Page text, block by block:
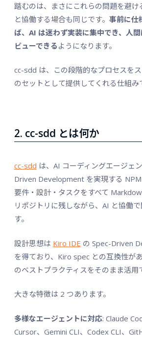
踏むのは、まさにこれらの問題を避け
と協働する場合も同じです。 事前に仕
ば、AI は迷わず実装に集中でき、人
ビューできる ようになります。
cc-sdd は、この段階的なプロセスを
のセットとして提供してくれる仕組み
2. cc-sdd とは何か
cc-sdd は、AI コーディングエージェ
Driven Development を実現する NPM
要件・設計・タスクをすべて
リポジトリに残しながら、AI と協働
す。
設計思想は Kiro IDE の Spec-Driven
を得ており、Kiro spec との互換性が
のベストプラクティスをそのまま活用
大きな特徴は 2 つあります。
多様なエージェントに対応: Claude
Cursor、Gemini CLI、Codex CLI、